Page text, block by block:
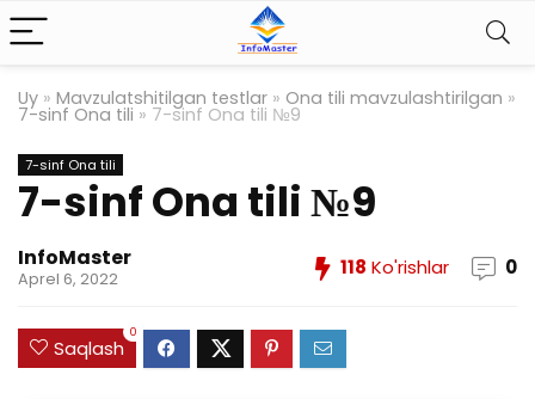
Uy » Mavzulatshitilgan testlar » Ona tili mavzulashtirilgan »
7-sinf Ona tili » 7-sinf Ona tili №9
7-sinf Ona tili
7-sinf Ona tili №9
InfoMaster
Aprel 6, 2022 118 Ko'rishlar 0
Saqlash
0